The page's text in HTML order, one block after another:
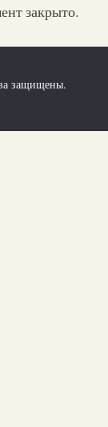
закрыто.
защищены.